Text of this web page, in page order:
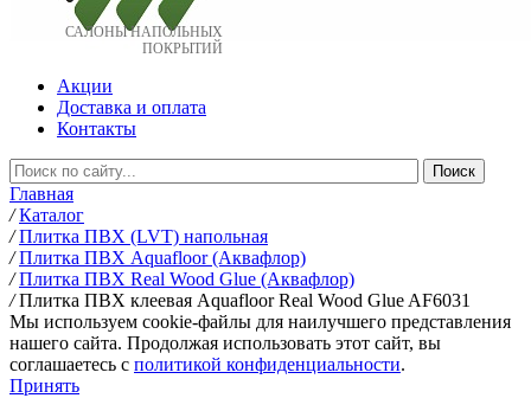
САЛОНЫ НАПОЛЬНЫХ
ПОКРЫТИЙ
Акции
Доставка и оплата
Контакты
Главная
/ Каталог
/ Плитка ПВХ (LVT) напольная
/ Плитка ПВХ Aquafloor (Аквафлор)
/ Плитка ПВХ Real Wood Glue (Аквафлор)
/ Плитка ПВХ клеевая Aquafloor Real Wood Glue AF6031
Мы используем cookie-файлы для наилучшего представления
нашего сайта. Продолжая использовать этот сайт, вы
соглашаетесь c политикой конфиденциальности.
Принять